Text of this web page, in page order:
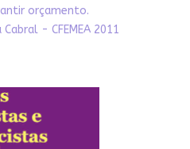
orçamento.
- CFEMEA 2011